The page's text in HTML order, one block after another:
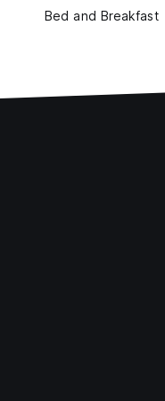
Bed and Breakfast